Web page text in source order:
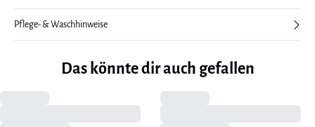
Pflege- & Waschhinweise
Das könnte dir auch gefallen